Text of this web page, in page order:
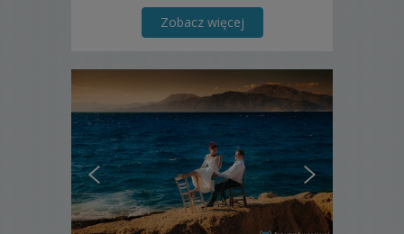
Zobacz więcej